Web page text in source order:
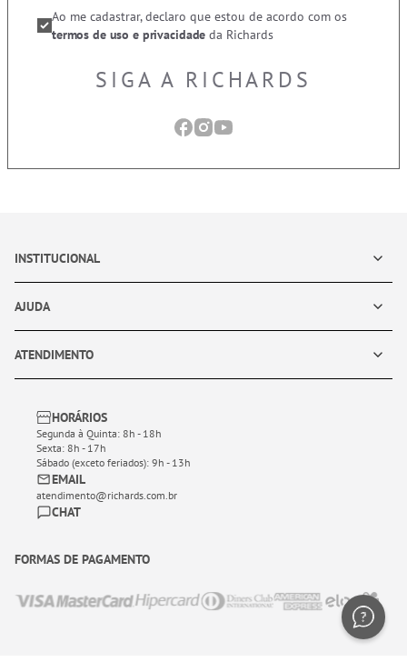
Ao me cadastrar, declaro que estou de acordo com os
termos de uso e privacidade da Richards
SIGA A RICHARDS
INSTITUCIONAL
AJUDA
ATENDIMENTO
HORÁRIOS
Segunda à Quinta: 8h - 18h
Sexta: 8h - 17h
Sábado (exceto feriados): 9h - 13h
EMAIL
atendimento@richards.com.br
CHAT
FORMAS DE PAGAMENTO